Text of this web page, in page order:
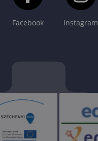
Facebook Instagram